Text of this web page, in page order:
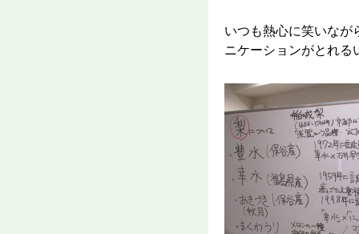
いつも熱心に笑いなが
ニケーションがとれる